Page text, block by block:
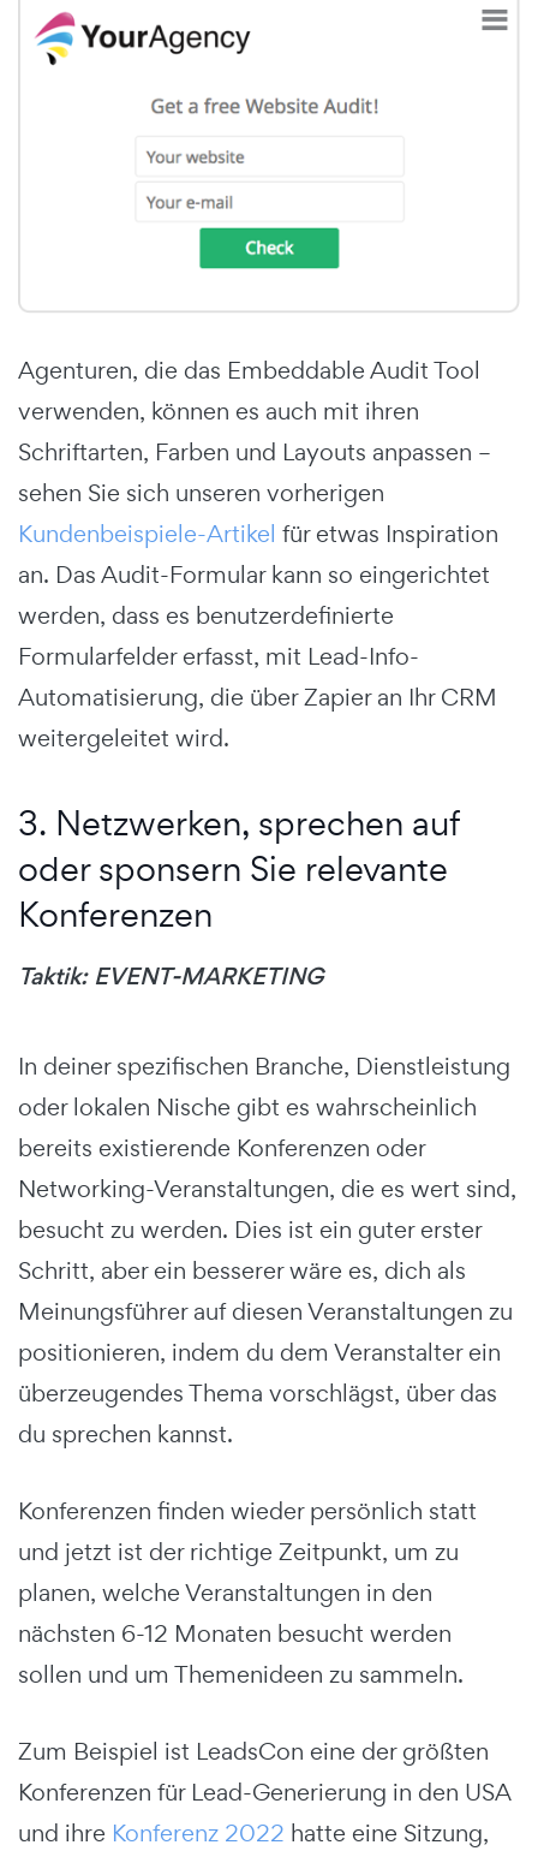
Agenturen, die das Embeddable Audit Tool
verwenden, können es auch mit ihren
Schriftarten, Farben und Layouts anpassen –
sehen Sie sich unseren vorherigen
Kundenbeispiele-Artikel für etwas Inspiration
an. Das Audit-Formular kann so eingerichtet
werden, dass es benutzerdefinierte
Formularfelder erfasst, mit Lead-Info-
Automatisierung, die über Zapier an Ihr CRM
weitergeleitet wird.
3. Netzwerken, sprechen auf
oder sponsern Sie relevante
Konferenzen
Taktik: EVENT-MARKETING
In deiner spezifischen Branche, Dienstleistung
oder lokalen Nische gibt es wahrscheinlich
bereits existierende Konferenzen oder
Networking-Veranstaltungen, die es wert sind,
besucht zu werden. Dies ist ein guter erster
Schritt, aber ein besserer wäre es, dich als
Meinungsführer auf diesen Veranstaltungen zu
positionieren, indem du dem Veranstalter ein
überzeugendes Thema vorschlägst, über das
du sprechen kannst.
Konferenzen finden wieder persönlich statt
und jetzt ist der richtige Zeitpunkt, um zu
planen, welche Veranstaltungen in den
nächsten 6-12 Monaten besucht werden
sollen und um Themenideen zu sammeln.
Zum Beispiel ist LeadsCon eine der größten
Konferenzen für Lead-Generierung in den USA
und ihre Konferenz 2022 hatte eine Sitzung,